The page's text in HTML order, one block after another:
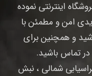
اینترنتی نموده
امن و مطمئن با
و همچنین برای
تماس باشید.
شمالی ، نبش